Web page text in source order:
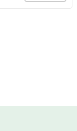
「らら」「りら」の３
開放制。空いてい
ず内鍵をして下さ